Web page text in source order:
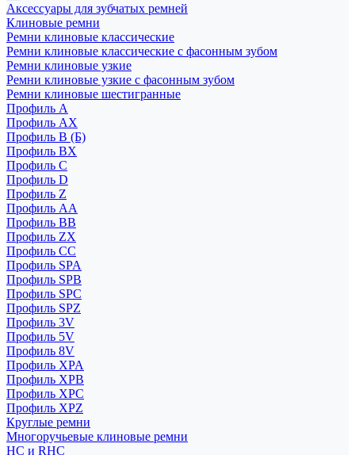
Аксессуары для зубчатых ремней
Клиновые ремни
Ремни клиновые классические
Ремни клиновые классические с фасонным зубом
Ремни клиновые узкие
Ремни клиновые узкие с фасонным зубом
Ремни клиновые шестигранные
Профиль A
Профиль AX
Профиль B (Б)
Профиль BX
Профиль C
Профиль D
Профиль Z
Профиль АА
Профиль BB
Профиль ZX
Профиль CC
Профиль SPA
Профиль SPB
Профиль SPC
Профиль SPZ
Профиль 3V
Профиль 5V
Профиль 8V
Профиль XPA
Профиль XPB
Профиль XPC
Профиль XPZ
Круглые ремни
Многоручьевые клиновые ремни
HC и RHC